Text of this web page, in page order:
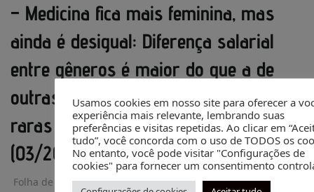
– Medicina fica mais feminina, mas
ainda é desigual: Diferença salarial
entre gêneros é maior do que a de
outras ocupações; mulheres são
raras na liderança de conselhos
(03/2020)
Folha de São Paulo, 08/03/2020 Medicina fica mais feminina,
Usamos cookies em nosso site para oferecer a
experiência mais relevante, lembrando suas
preferências e visitas repetidas. Ao clicar em
tudo”, você concorda com o uso de TODOS os
No entanto, você pode visitar "Configurações de
cookies" para fornecer um consentimento